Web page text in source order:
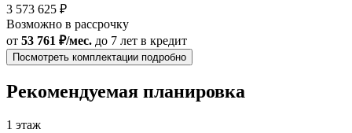
3 573 625 ₽
Возможно в рассрочку
от 53 761 ₽/мес. до 7 лет в кредит
Посмотреть комплектации подробно
Рекомендуемая планировка
1 этаж